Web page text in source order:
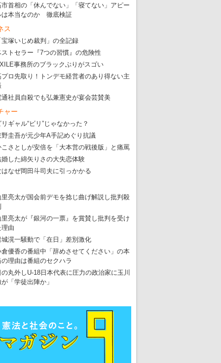
市首相の「休んでない」「寝てない」アピー
は本当なのか 徹底検証
ス
宝塚いじめ裁判」の全記録
ストセラー『7つの習慣』の危険性
事務所のブラックぶりがスゴい
プロ先取り！トンデモ経営者のあり得ない主
通社員自殺でも弘兼憲史が宴会芸賛美
ャー
リギャル“ビリ”じゃなかった？
野圭吾が元少年A手記めぐり抗議
こさとしが安倍を「大本営の戦後版」と痛罵
婚した綿矢りさの大失恋体験
はなぜ岡田斗司夫に引っかかる
里亮太が国会前デモを捻じ曲げ解説し批判殺
里亮太が『銀河の一票』を賞賛し批判を受け
理由
城滉一騒動で「在日」差別激化
倉優香の番組中「辞めさせてください」の本
の理由は番組のセクハラ
の丸外しU-18日本代表に圧力の政治家に玉川
「学徒出陣か」